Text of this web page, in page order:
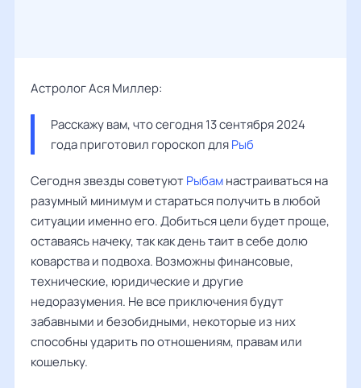
Астролог Ася Миллер:
Расскажу вам, что сегодня 13 сентября 2024
года приготовил гороскоп для Рыб
Сегодня звезды советуютРыбамнастраиваться на
разумный минимум и стараться получить в любой
ситуации именно его. Добиться цели будет проще,
оставаясь начеку, так как день таит в себе долю
коварства и подвоха. Возможны финансовые,
технические, юридические и другие
недоразумения. Не все приключения будут
забавными и безобидными, некоторые из них
способны ударить по отношениям, правам или
кошельку.